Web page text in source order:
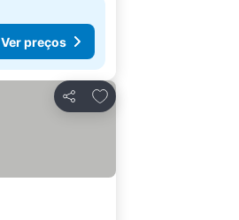
Ver preços
Partilhar
Adicionar aos favoritos